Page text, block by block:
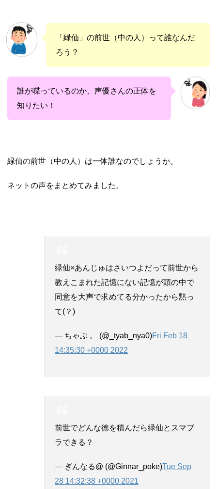
「緑仙」の前世（中の人）って誰なんだ
ろう？
誰が喋っているのか、声優さんの正体を
知りたい！
緑仙の前世（中の人）は一体誰なのでしょうか。
ネットの声をまとめてみました。
緑仙×あんじゅはさいつよだって前世から
教えこまれた記憶にない記憶が頭の中で
同意を大声で求めてる分かったから黙っ
て(？)
— ちゃぶ 。 (@_tyab_nya0)Fri Feb 18
14:35:30 +0000 2022
前世でどんな徳を積んだら緑仙とスマブ
ラできる？
— ぎんなる@ (@Ginnar_poke)Tue Sep
28 14:32:38 +0000 2021